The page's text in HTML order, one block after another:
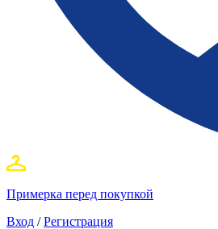
Примерка перед покупкой
Вход / Регистрация